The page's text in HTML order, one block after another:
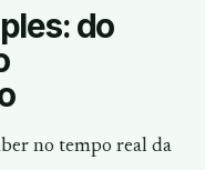
do
no tempo real da